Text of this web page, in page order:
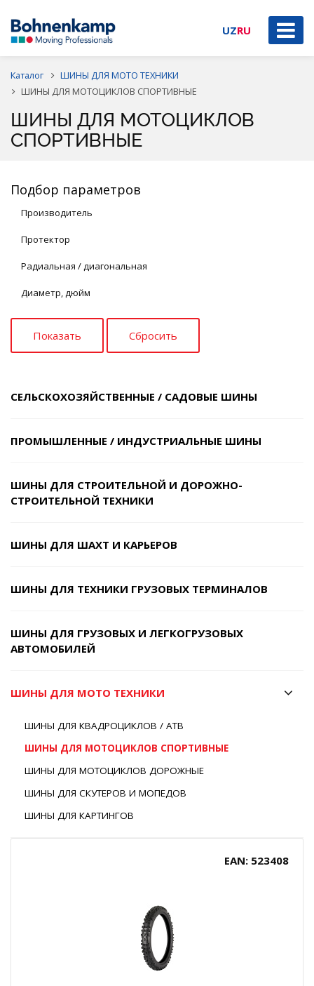
UZRU
Каталог
ШИНЫ ДЛЯ МОТО ТЕХНИКИ
ШИНЫ ДЛЯ МОТОЦИКЛОВ СПОРТИВНЫЕ
ШИНЫ ДЛЯ МОТОЦИКЛОВ
СПОРТИВНЫЕ
Подбор параметров
Производитель
Протектор
Радиальная / диагональная
Диаметр, дюйм
СЕЛЬСКОХОЗЯЙСТВЕННЫЕ / САДОВЫЕ ШИНЫ
ПРОМЫШЛЕННЫЕ / ИНДУСТРИАЛЬНЫЕ ШИНЫ
ШИНЫ ДЛЯ СТРОИТЕЛЬНОЙ И ДОРОЖНО-
СТРОИТЕЛЬНОЙ ТЕХНИКИ
ШИНЫ ДЛЯ ШАХТ И КАРЬЕРОВ
ШИНЫ ДЛЯ ТЕХНИКИ ГРУЗОВЫХ ТЕРМИНАЛОВ
ШИНЫ ДЛЯ ГРУЗОВЫХ И ЛЕГКОГРУЗОВЫХ
АВТОМОБИЛЕЙ
ШИНЫ ДЛЯ МОТО ТЕХНИКИ
ШИНЫ ДЛЯ КВАДРОЦИКЛОВ / АТВ
ШИНЫ ДЛЯ МОТОЦИКЛОВ СПОРТИВНЫЕ
ШИНЫ ДЛЯ МОТОЦИКЛОВ ДОРОЖНЫЕ
ШИНЫ ДЛЯ СКУТЕРОВ И МОПЕДОВ
ШИНЫ ДЛЯ КАРТИНГОВ
EAN: 523408